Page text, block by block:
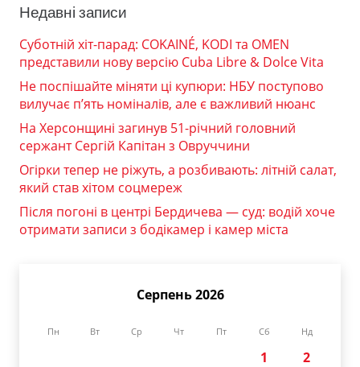
Недавні записи
Суботній хіт-парад: COKAINÉ, KODI та OMEN
представили нову версію Cuba Libre & Dolce Vita
Не поспішайте міняти ці купюри: НБУ поступово
вилучає п’ять номіналів, але є важливий нюанс
На Херсонщині загинув 51-річний головний
сержант Сергій Капітан з Овруччини
Огірки тепер не ріжуть, а розбивають: літній салат,
який став хітом соцмереж
Після погоні в центрі Бердичева — суд: водій хоче
отримати записи з бодікамер і камер міста
Серпень 2026
Пн Вт Ср Чт Пт Сб Нд
1
2